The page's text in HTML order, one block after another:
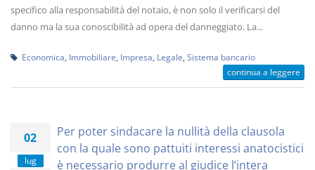
specifico alla responsabilità del notaio, è non solo il verificarsi del
danno ma la sua conoscibilità ad opera del danneggiato. La...
Economica Immobiliare Impresa Legale Sistema bancario
continua a leggere
02
lug
Per poter sindacare la nullità della clausola
con la quale sono pattuiti interessi anatocistici
è necessario produrre al giudice l’intera